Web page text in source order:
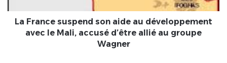
Mali,La France suspend son aide au développement
avec le Mali, accusé d’être allié au groupe
Wagner